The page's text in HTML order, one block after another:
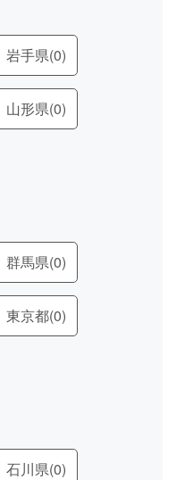
岩手県(0)
山形県(0)
群馬県(0)
東京都(0)
石川県(0)